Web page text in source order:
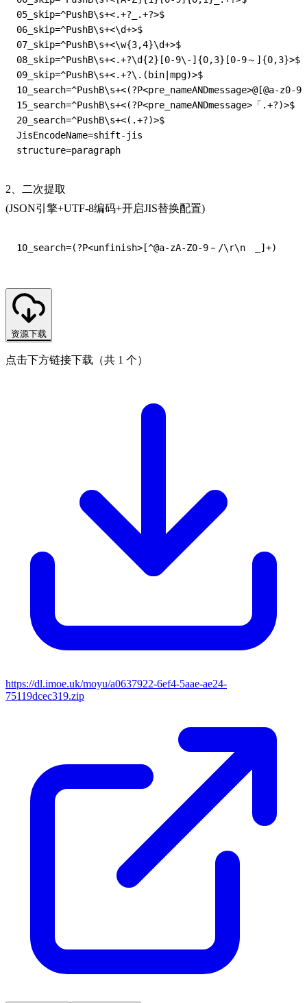
05_skip=^PushB\s+<.+?_.+?>$
06_skip=^PushB\s+<\d+>$
07_skip=^PushB\s+<\w{3,4}\d+>$
08_skip=^PushB\s+<.+?\d{2}[0-9\-]{0,3}[0-9～]{0,3}>$
09_skip=^PushB\s+<.+?\.(bin|mpg)>$
10_search=^PushB\s+<(?P<pre_nameANDmessage>@[@a-
15_search=^PushB\s+<(?P<pre_nameANDmessage>「.+?)>$
20_search=^PushB\s+<(.+?)>$
JisEncodeName=shift-jis
2、二次提取
(JSON引擎+UTF-8编码+开启JIS替换配置)
资源下载
点击下方链接下载（共 1 个）
https://dl.imoe.uk/moyu/a0637922-6ef4-5aae-ae24-
75119dcec319.zip